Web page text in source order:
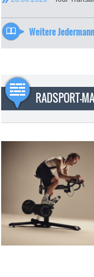
Weitere
RADSPORT-